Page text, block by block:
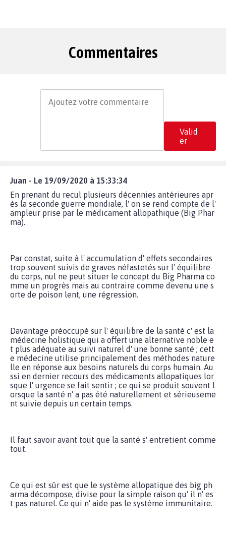
Commentaires
Valid
er
Juan - Le 19/09/2020 à 15:33:34
En prenant du recul plusieurs décennies antérieures apr
ès la seconde guerre mondiale, l' on se rend compte de l'
ampleur prise par le médicament allopathique (Big Phar
ma).
Par constat, suite à l' accumulation d' effets secondaires
trop souvent suivis de graves néfastetés sur l' équilibre
du corps, nul ne peut situer le concept du Big Pharma co
mme un progrès mais au contraire comme devenu une s
orte de poison lent, une régression.
Davantage préoccupé sur l' équilibre de la santé c' est la
médecine holistique qui a offert une alternative noble e
t plus adéquate au suivi naturel d' une bonne santé ; cett
e médecine utilise principalement des méthodes nature
lle en réponse aux besoins naturels du corps humain. Au
ssi en dernier recours des médicaments allopatiques lor
sque l' urgence se fait sentir ; ce qui se produit souvent l
orsque la santé n' a pas été naturellement et sérieuseme
nt suivie depuis un certain temps.
Il faut savoir avant tout que la santé s' entretient comme
tout.
Ce qui est sûr est que le système allopatique des big ph
arma décompose, divise pour la simple raison qu' il n' es
t pas naturel. Ce qui n' aide pas le système immunitaire.